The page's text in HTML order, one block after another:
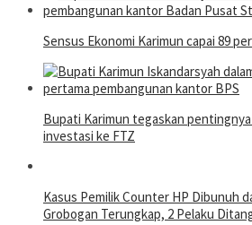
Sensus Ekonomi Karimun capai 89
Bupati Karimun tegaskan
investasi ke FTZ
Kasus Pemilik Counter HP Dibunuh
Grobogan Terungkap, 2 Pelaku